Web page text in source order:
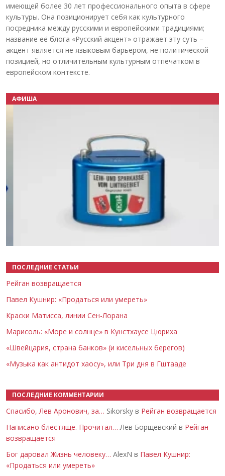
имеющей более 30 лет профессионального опыта в сфере
культуры. Она позиционирует себя как культурного
посредника между русскими и европейскими традициями;
название её блога «Русский акцент» отражает эту суть –
акцент является не языковым барьером, не политической
позицией, но отличительным культурным отпечатком в
европейском контексте.
АФИША
ПОСЛЕДНИЕ СТАТЬИ
Рейган возвращается
Павел Кушнир: «Продаться или умереть»
Краски Матисса, линии Сен-Лорана
Марисоль: «Море и солнце» в Кунстхаусе Цюриха
«Швейцария, страна банков» (и кисельных берегов)
«Музыка как антидот хаосу», или Три дня в Гштааде
ПОСЛЕДНИЕ КОММЕНТАРИИ
Спасибо, Лев Аронович, за… Sikorsky в Рейган возвращается
Написано блестяще. Прочитал… Лев Борщевский в Рейган
возвращается
Бог даровал Жизнь человеку… AlexN в Павел Кушнир:
«Продаться или умереть»